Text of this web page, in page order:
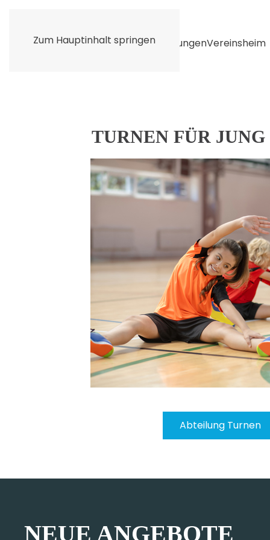
Zum Hauptinhalt springen
HomeUnser Verein Unsere AbteilungenVereinsheim
LATIN
Abteilung Latin
NEUE ANGEBOTE